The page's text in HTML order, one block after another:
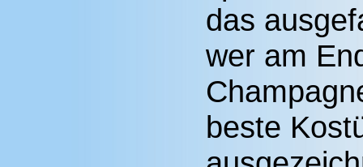
das
wer am
beste